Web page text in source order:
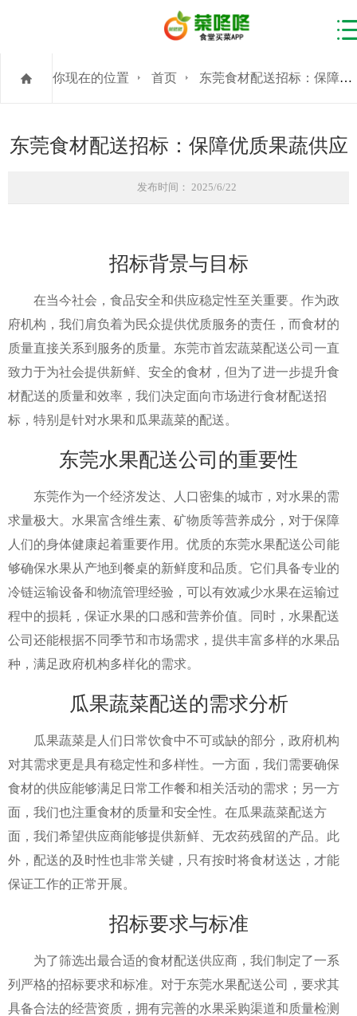
你现在的位置 首页 东莞食材配送招标：保障优质果蔬供应
东莞食材配送招标：保障优质果蔬供应
发布时间： 2025/6/22
招标背景与目标
在当今社会，食品安全和供应稳定性至关重要。作为政
府机构，我们肩负着为民众提供优质服务的责任，而食材的
质量直接关系到服务的质量。东莞市首宏蔬菜配送公司一直
致力于为社会提供新鲜、安全的食材，但为了进一步提升食
材配送的质量和效率，我们决定面向市场进行食材配送招
标，特别是针对水果和瓜果蔬菜的配送。
东莞水果配送公司的重要性
东莞作为一个经济发达、人口密集的城市，对水果的需
求量极大。水果富含维生素、矿物质等营养成分，对于保障
人们的身体健康起着重要作用。优质的东莞水果配送公司能
够确保水果从产地到餐桌的新鲜度和品质。它们具备专业的
冷链运输设备和物流管理经验，可以有效减少水果在运输过
程中的损耗，保证水果的口感和营养价值。同时，水果配送
公司还能根据不同季节和市场需求，提供丰富多样的水果品
种，满足政府机构多样化的需求。
瓜果蔬菜配送的需求分析
瓜果蔬菜是人们日常饮食中不可或缺的部分，政府机构
对其需求更是具有稳定性和多样性。一方面，我们需要确保
食材的供应能够满足日常工作餐和相关活动的需求；另一方
面，我们也注重食材的质量和安全性。在瓜果蔬菜配送方
面，我们希望供应商能够提供新鲜、无农药残留的产品。此
外，配送的及时性也非常关键，只有按时将食材送达，才能
保证工作的正常开展。
招标要求与标准
为了筛选出最合适的食材配送供应商，我们制定了一系
列严格的招标要求和标准。对于东莞水果配送公司，要求其
具备合法的经营资质，拥有完善的水果采购渠道和质量检测